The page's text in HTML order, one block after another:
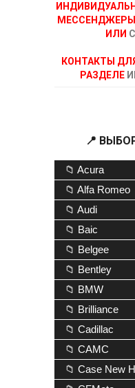
ИЛИ
КОНТАКТЫ
РАЗДЕЛЕ
📍
📁 Acura
📁 Alfa Romeo
📁 Audi
📁 Baic
📁 Belgee
📁 Bentley
📁 BMW
📁 Brilliance
📁 Cadillac
📁 CAMC
📁 Case New